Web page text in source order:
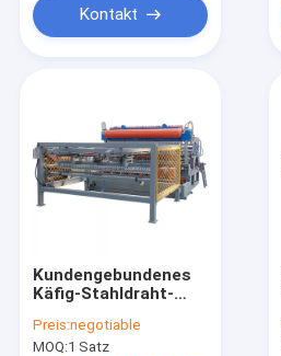
Kontakt
Kundengebundenes
Käfig-Stahldraht-
Preis:negotiable
MOQ:1 Satz